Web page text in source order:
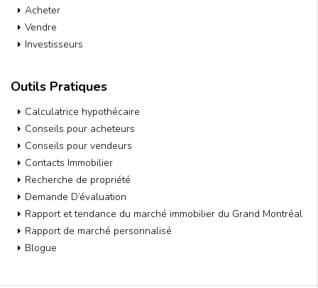
Acheter
Vendre
Investisseurs
Outils Pratiques
Calculatrice hypothécaire
Conseils pour acheteurs
Conseils pour vendeurs
Contacts Immobilier
Recherche de propriété
Demande D’évaluation
Rapport et tendance du marché immobilier du Grand Montréal
Rapport de marché personnalisé
Blogue